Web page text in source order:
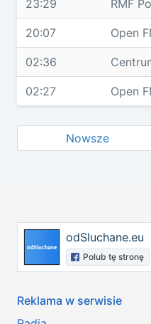
23:29 RMF
20:07 Open
02:36
02:27 Open
Nowsze
odSluchane.eu
Polub tę stronę
Reklama w serwisie